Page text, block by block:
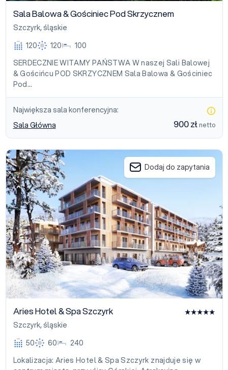
Sala Balowa & Gościniec Pod Skrzycznem
Szczyrk, śląskie
120
120
100
SERDECZNIE WITAMY PAŃSTWA W naszej Sali Balowej
& Gościńcu POD SKRZYCZNEM Sala Balowa & Gościniec
Pod…
Największa sala konferencyjna:
Sala Główna
900 zł netto
Aries Hotel & Spa Szczyrk
Dodaj do zapytania
Aries Hotel & Spa Szczyrk
Szczyrk, śląskie
50
60
240
Lokalizacja: Aries Hotel & Spa Szczyrk znajduje się w